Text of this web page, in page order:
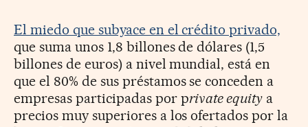
El miedo que subyace en el crédito privado,
que suma unos 1,8 billones de dólares (1,5
billones de euros) a nivel mundial, está en
que el 80% de sus préstamos se conceden a
empresas participadas por private equity a
precios muy superiores a los ofertados por la